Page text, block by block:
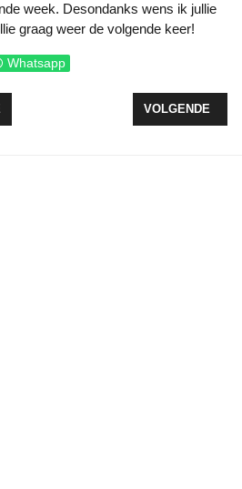
week. Desondanks wens ik jullie
graag weer de volgende keer!
Whatsapp
HET WEERBERICHT TOT 17
VOLGENDE
VOLGENDE